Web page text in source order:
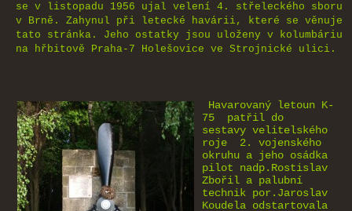
se v listopadu 1956 ujal velení 4. střeleckého sboru
v Brně. Zahynul při letecké havárii, které se věnuje
tato stránka. Jeho ostatky jsou uloženy v kolumbáriu
na hřbitově Praha-7 Holešovice ve Strojnické ulici.
Havarovaný letoun K-
75 patřil do
sestavy velitelského
roje 2. vojenského
okruhu a jeho osádka
pilot nadp.Rostislav
Zbořil a palubní
technik por.Jaroslav
Koudela odstartovala